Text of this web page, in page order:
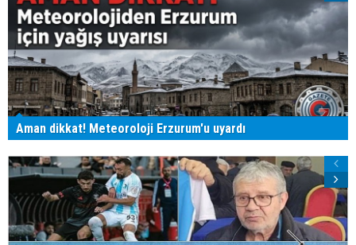
Aman dikkat! Meteoroloji Erzurum'u uyardı